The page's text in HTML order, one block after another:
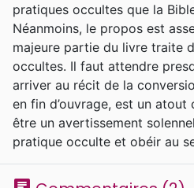
pratiques occultes que la
Néanmoins, le propos est
majeure partie du livre traite
occultes. Il faut attendre
arriver au récit de la
en fin d’ouvrage, est un
être un avertissement
pratique occulte et obéir au